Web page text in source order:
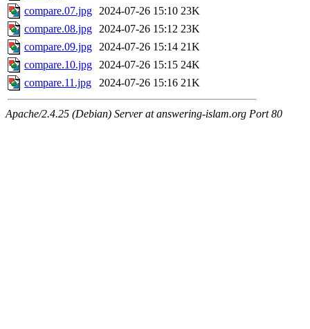
compare.07.jpg 2024-07-26 15:10 23K
compare.08.jpg 2024-07-26 15:12 23K
compare.09.jpg 2024-07-26 15:14 21K
compare.10.jpg 2024-07-26 15:15 24K
compare.11.jpg
2024-07-26 15:16 21K
Apache/2.4.25 (Debian) Server at answering-islam.org Port 80